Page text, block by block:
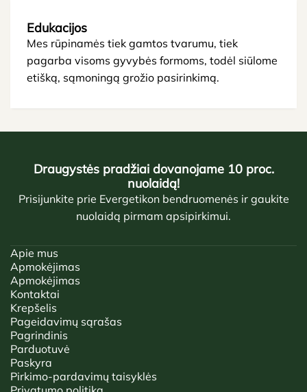
Edukacijos
Mes rūpinamės tiek gamtos tvarumu, tiek
pagarba visoms gyvybės formoms, todėl siūlome
etišką, sąmoningą grožio pasirinkimą.
Draugystės pradžiai dovanojame 10 proc.
nuolaidą!
Prisijunkite prie Evergetikon bendruomenės ir gaukite
nuolaidą pirmam apsipirkimui.
Apie mus
Apmokėjimas
Apmokėjimas
Kontaktai
Krepšelis
Pageidavimų sąrašas
Pagrindinis
Parduotuvė
Paskyra
Pirkimo-pardavimų taisyklės